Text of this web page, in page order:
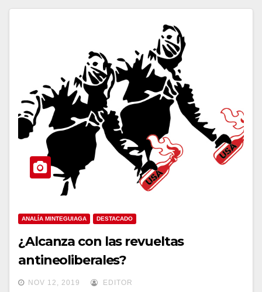
ANALÍA MINTEGUIAGA DESTACADO
¿Alcanza con las revueltas
antineoliberales?
NOV 12, 2019 EDITOR